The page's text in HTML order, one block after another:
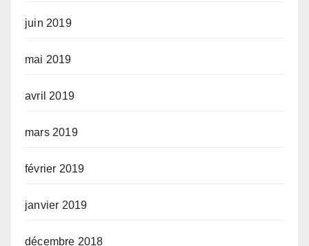
juin 2019
mai 2019
avril 2019
mars 2019
février 2019
janvier 2019
décembre 2018